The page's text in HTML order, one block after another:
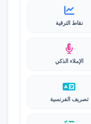
نقاط الترقية
الإملاء الذكي
تصريف الفرنسية